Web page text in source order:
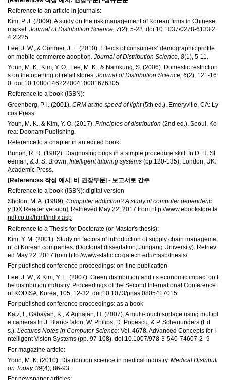
Reference to an article in journals:
Kim, P. J. (2009). A study on the risk management of Korean firms in Chinese
market. Journal of Distribution Science, 7(2), 5-28. doi:10.1037/0278-6133.2
4.2.225
Lee, J. W., & Cormier, J. F. (2010). Effects of consumers’ demographic profile
on mobile commerce adoption. Journal of Distribution Science, 8(1), 5-11.
Youn, M. K., Kim, Y. O., Lee, M. K., & Namkung, S. (2006). Domestic restriction
s on the opening of retail stores. Journal of Distribution Science, 6(2), 121-16
0. doi:10.1080/14622200410001676305
Reference to a book (ISBN):
Greenberg, P. l. (2001). CRM at the speed of light(5th ed.). Emeryville, CA: Ly
cos Press.
Youn, M. K., & Kim, Y. O. (2017). Principles of distribution (2nd ed.). Seoul, Ko
rea: Doonam Publishing.
Reference to a chapter in an edited book:
Burton, R. R. (1982). Diagnosing bugs in a simple procedure skill. In D. H. Sl
eeman, & J. S. Brown, Intelligent tutoring systems (pp.120-135), London, UK:
Academic Press.
[References 작성 예시: 비 권장부문] - 보고서로 간주
Reference to a book (ISBN): digital version
Shoton, M. A. (1989). Computer addiction? A study of computer dependenc
y [DX Reader version]. Retrieved May 22, 2017 from http://www.ebookstore.ta
ndf.co.uk/html/indix.asp
Reference to a Thesis for Doctorate (or Master's thesis):
Kim, Y. M. (2001). Study on factors of introduction of supply chain manageme
nt of Korean companies. (Doctorial dissertation, Jungang University). Retriev
ed May 22, 2017 from http://www-static.cc.gatech.edu/~asb/thesis/
For published conference proceedings: on-line publication
Lee, J. W., & Kim, Y. E. (2007). Green distribution and its economic impact on t
he distribution industry. Proceedings of the Second International Conference
of KODISA. Korea, 105, 12-32. doi:10.1073/pnas.0805417015
For published conference proceedings: as a book
Katz, I., Gabayan, K., & Aghajan, H. (2007). A multi-touch surface using multipl
e cameras In J. Blanc-Talon, W. Philips, D. Popescu, & P. Scheuunders (Ed
s.), Lectures Notes in Computer Science: Vol. 4678. Advanced Concepts for I
ntelligent Vision Systems (pp. 97-108). doi:10.1007/978-3-540-74607-2_9
For magazine article:
Youn, M. K. (2010). Distribution science in medical industry. Medical Distributi
on Today, 39(4), 86-93.